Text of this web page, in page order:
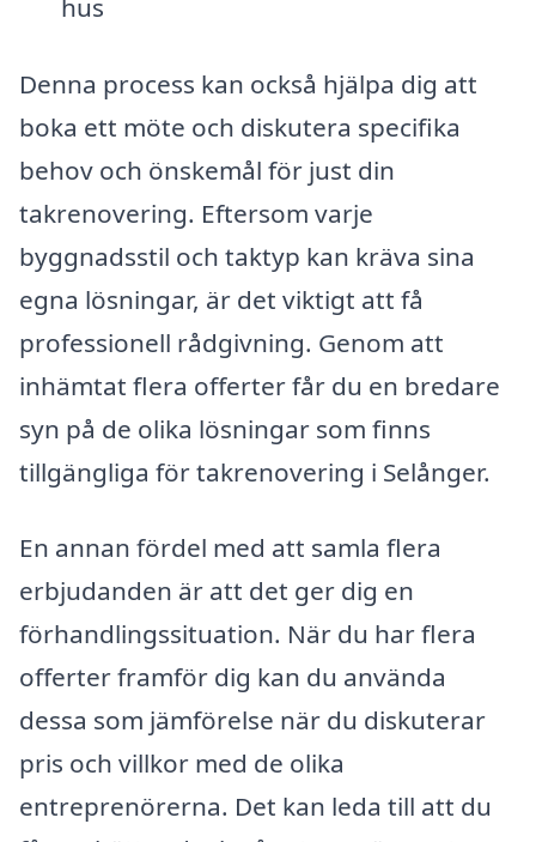
hus
Denna process kan också hjälpa dig att
boka ett möte och diskutera specifika
behov och önskemål för just din
takrenovering. Eftersom varje
byggnadsstil och taktyp kan kräva sina
egna lösningar, är det viktigt att få
professionell rådgivning. Genom att
inhämtat flera offerter får du en bredare
syn på de olika lösningar som finns
tillgängliga för takrenovering i Selånger.
En annan fördel med att samla flera
erbjudanden är att det ger dig en
förhandlingssituation. När du har flera
offerter framför dig kan du använda
dessa som jämförelse när du diskuterar
pris och villkor med de olika
entreprenörerna. Det kan leda till att du